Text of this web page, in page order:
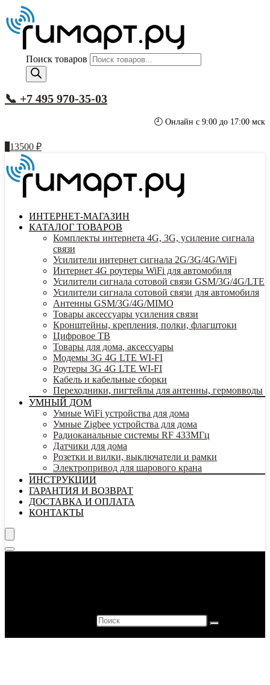
Поиск товаров
📞 +7 495 970-35-03
🕘 Онлайн с 9:00 до 17:00 мск
13500 ₽
ИНТЕРНЕТ-МАГАЗИН
КАТАЛОГ ТОВАРОВ
Комплекты интернета 4G, 3G, усиление сигнала
связи
Усилители интернет сигнала 2G/3G/4G/WiFi
Интернет 4G роутеры WiFi для автомобиля
Усилители сигнала сотовой связи GSM/3G/4G/LTE
Усилители сигнала сотовой связи для автомобиля
Антенны GSM/3G/4G/MIMO
Товары аксессуары усиления связи
Кронштейны, крепления, полки, флагштоки
Цифровое ТВ
Товары для дома, аксессуары
Модемы 3G 4G LTE WI-FI
Роутеры 3G 4G LTE WI-FI
Кабель и кабельные сборки
Переходники, пигтейлы для антенны, гермовводы
УМНЫЙ ДОМ
Умные WiFi устройства для дома
Умные Zigbee устройства для дома
Радиоканальные системы RF 433МГц
Датчики для дома
Розетки и вилки, выключатели и рамки
Электропривод для шарового крана
ИНСТРУКЦИИ
ГАРАНТИЯ И ВОЗВРАТ
ДОСТАВКА И ОПЛАТА
КОНТАКТЫ